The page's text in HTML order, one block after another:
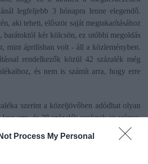
Process My Personal
legfeljebb 3 hónapra lenne elegendő.
aki teheti, először saját megtakarításához
barátoktól kér kölcsön, ez utóbbi megoldás
mint áprilisban volt - áll a közleményben.
rendelkezők közül 42 százalék még
és nem is számít arra, hogy erre
szerint a közeljövőben adódhat olyan
erre, és 38 százalék azoknak az aránya,
nyúlniuk megtakarításaikhoz, még ha
megkérdezett 25 százaléka, igyekszik is azt